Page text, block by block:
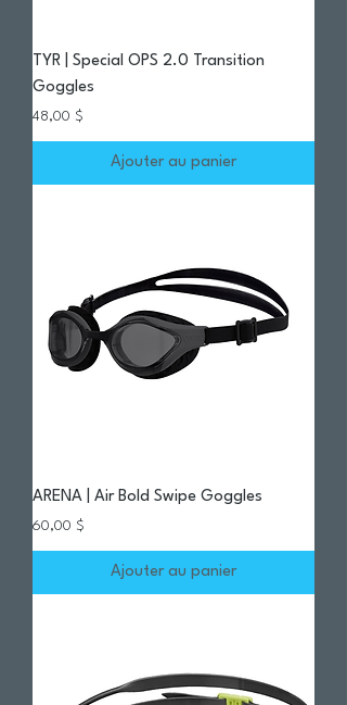
TYR | Special OPS 2.0 Transition
Goggles
Prix
48,00 $
Ajouter au panier
ARENA | Air Bold Swipe Goggles
Prix
60,00 $
Ajouter au panier